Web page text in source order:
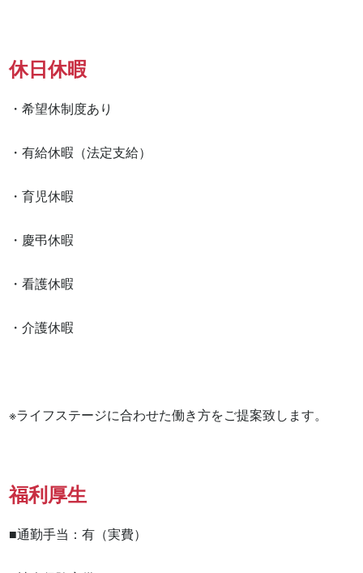
休日休暇
・希望休制度あり
・有給休暇（法定支給）
・育児休暇
・慶弔休暇
・看護休暇
・介護休暇
※ライフステージに合わせた働き方をご提案致します。
福利厚生
■通勤手当：有（実費）